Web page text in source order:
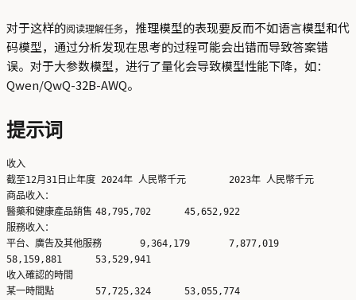
对于这样的阅读理解任务，推理模型的表现要反而不如语言模型和代
码模型，通过分析发现在思考的过程可能会出错而导致答案错
误。对于大参数模型，进行了量化会导致模型性能下降，如：
Qwen/QwQ-32B-AWQ。
提示词
收入
截至12月31日止年度 2024年 人民幣千元	2023年 人民幣千元
商品收入：
醫藥和健康產品銷售	48,795,702	45,652,922
服務收入：
平台、廣告及其他服務	9,364,179	7,877,019
58,159,881	53,529,941
收入確認的時間
某一時間點	57,725,324	53,055,774